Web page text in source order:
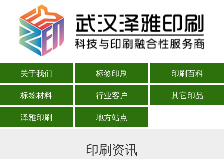
关于我们 标签印刷
印刷百科
标签材料
行业客户
其它印品
泽雅印刷
地方站点
印刷资讯